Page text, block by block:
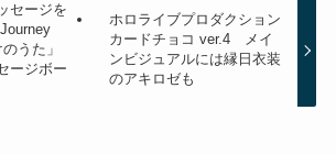
セージを
うた」
ージボー
ホロライブプロダクション
カードチョコ ver.4 メイ
ンビジュアルには縁日衣装
のアキロゼも